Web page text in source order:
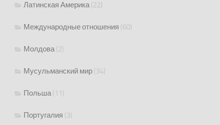
Латинская Америка(22)
Международные отношения (60)
Молдова(2)
Мусульманский мир (34)
Польша(11)
Португалия (3)